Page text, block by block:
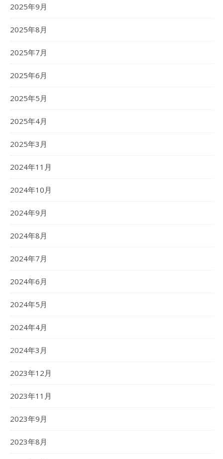
2025年9月
2025年8月
2025年7月
2025年6月
2025年5月
2025年4月
2025年3月
2024年11月
2024年10月
2024年9月
2024年8月
2024年7月
2024年6月
2024年5月
2024年4月
2024年3月
2023年12月
2023年11月
2023年9月
2023年8月